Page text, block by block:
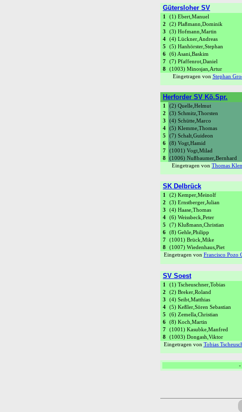
Gütersloher SV
1
(1) Ebert,Manuel
2 (2) Plaßmann,Dominik
3 (3) Hofmann,Martin
4 (4) Lückner,Andreas
5 (5) Hanhörster,Stephan
6 (6) Asani,Baskim
7 (7) Pfaffenrot,Daniel
8 (1003) Minosjan,Artur
Eingetragen von Stephan
Herforder SV Kö.Spr.
1
(2) Quelle,Helmut
2 (3) Schmitz,Thorsten
3 (4) Schütte,Marco
4 (5) Klemme,Thomas
5 (7) Schalt,Guideon
6 (8) Vogt,Hamid
7 (1001) Vogt,Milad
8 (1006) Nußbaumer,Bernhard
Eingetragen von Thomas
SK Delbrück
1
(2) Kemper,Meinolf
2 (3) Ernstberger,Julian
3 (4) Haase,Thomas
4 (6) Weissbeck,Peter
5 (7) Klußmann,Christian
6 (8) Gehle,Philipp
7 (1001) Brück,Mike
8 (1007) Wiedenhaus,Piet
Eingetragen von Francisco Pozo
SV Soest
1
(1) Tscheuschner,Tobias
2 (2) Breker,Roland
3 (4) Seibt,Matthias
4 (5) Keßler,Sören Sebastian
5 (6) Zemella,Christian
6 (8) Koch,Martin
7 (1001) Kasubke,Manfred
8 (1003) Dongash,Viktor
Eingetragen von Tobias
-